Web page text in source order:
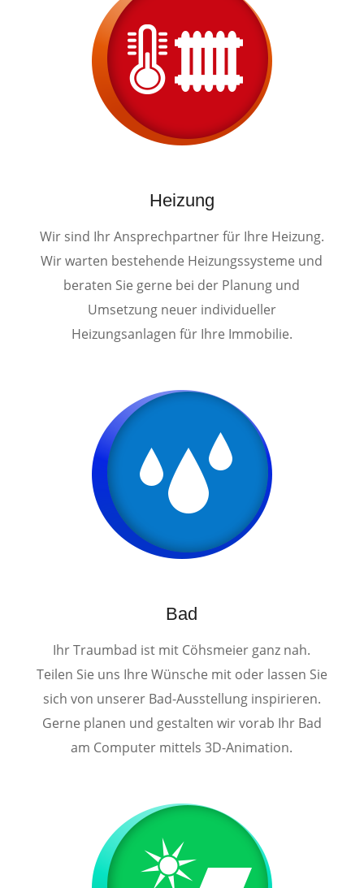
Heizung
Wir sind Ihr Ansprechpartner für Ihre Heizung.
Wir warten bestehende Heizungssysteme und
beraten Sie gerne bei der Planung und
Umsetzung neuer individueller
Heizungsanlagen für Ihre Immobilie.
Bad
Ihr Traumbad ist mit Cöhsmeier ganz nah.
Teilen Sie uns Ihre Wünsche mit oder lassen Sie
sich von unserer Bad-Ausstellung inspirieren.
Gerne planen und gestalten wir vorab Ihr Bad
am Computer mittels 3D-Animation.